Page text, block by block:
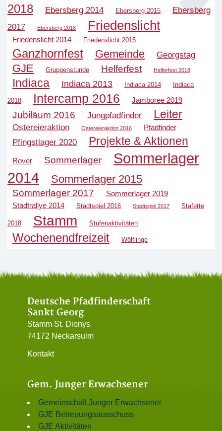
2018
Ebersberg 2014 Ebersberg 2015
Ebersberg
2017
Ebersberg 2018 Friedenslicht
Friedenslicht 2014 Friedenslicht 2015
Ganzhornfest Gemeinde Georgstag
GJE Gruppenstunde Helferfest Helferfest 2018
Indiaca Indiaca 2013 Indiaca 2014 Indiaca
2018 Intercamp 2016 Jamboree 2019
Jubiläum 2016 Jungpfadfinder Leiter
Ostereieraktion Ostereieraktion 2016 Pfadfinder
Pfingstlager 2020 Projekte & Aktionen
Rover Sommerlager
Sommerlager
2014
Sommerlager 2015
Sommerlager 2017
Sommerlager 2019
Stadtrallye 2014
Stadtspiel 2016 Stadtspiel 2017 Stafette
2018 Stamm Stufenaktivitäten
Wochenendfreizeit Wölflinge
Deutsche Pfadfinderschaft
Sankt Georg
Stamm St. Dionys
74172 Neckarsulm
Kontakt
Gem. Junger Erwachsener
Gemeinschaft Junger Erwachsener
GJE Betreuungsausschuss
GJE Aktivitäten